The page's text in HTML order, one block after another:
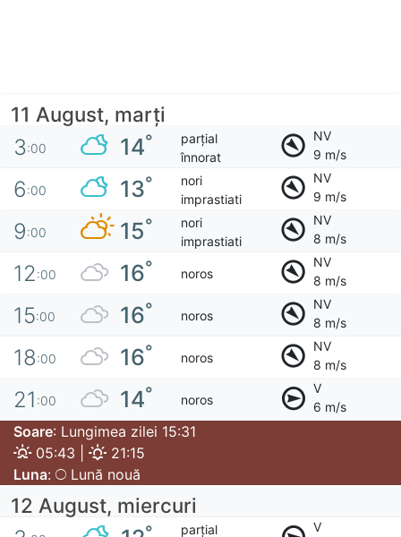
11 August, marţi
3:00 14°
parțial
înnorat
NV
9 m/s
6:00 13°
nori
imprastiati
NV
9 m/s
9:00 15°
nori
imprastiati
NV
8 m/s
12:00 16° noros
NV
8 m/s
15:00 16° noros
NV
8 m/s
18:00 16° noros
NV
8 m/s
21 :00 14° noros
V
6 m/s
Soare: Lungimea zilei 15:31
05:43 |
21:15
Luna: Lună nouă
12 August, miercuri
° parțial V